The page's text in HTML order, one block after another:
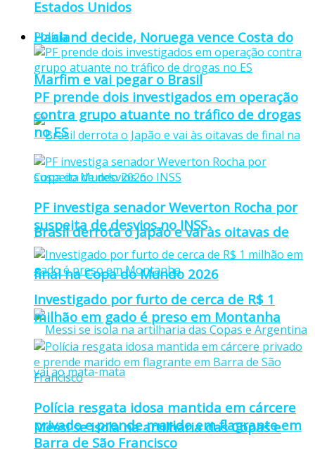
Haaland decide, Noruega vence Costa do
Marfim e vai pegar o Brasil
Brasil derrota o Japão e vai às oitavas de
final na Copa do Mundo 2026
Messi se isola na artilharia das Copas e
Estados Unidos
Polícia
PF prende dois investigados em operação
contra grupo atuante no tráfico de drogas
no ES
PF investiga senador Weverton Rocha por
suspeita de desvios no INSS
Investigado por furto de cerca de R$ 1
milhão em gado é preso em Montanha
Polícia resgata idosa mantida em cárcere
privado e prende marido em flagrante em
Barra de São Francisco